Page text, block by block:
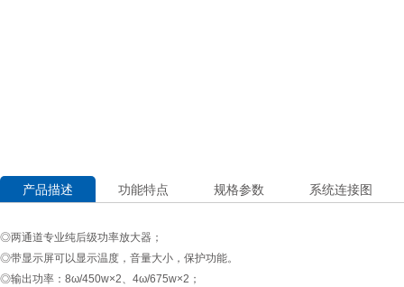
产品描述 功能特点 规格参数 系统连接图
◎两通道专业纯后级功率放大器；
◎带显示屏可以显示温度，音量大小，保护功能。
◎输出功率：8ω/450w×2、4ω/675w×2；